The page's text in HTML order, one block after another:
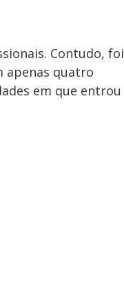
Contudo, foi
apenas quatro
em que entrou